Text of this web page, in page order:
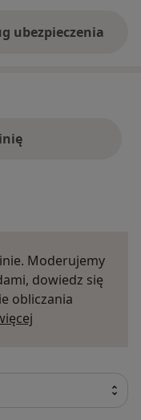
ubezpieczenia
Moderujemy
dowiedz się
obliczania